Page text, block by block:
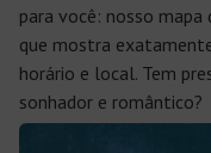
para você: nosso
que mostra
horário e local. Tem
sonhador e romântico?